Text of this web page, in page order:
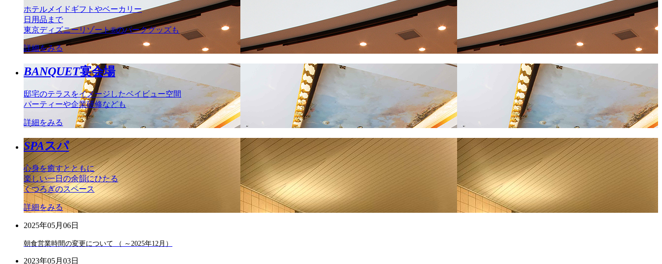
ホテルメイドギフトやベーカリー
日用品まで
東京ディズニーリゾート®のパークグッズも
詳細をみる
BANQUET宴会場
邸宅のテラスをイメージしたベイビュー空間
パーティーや企業研修なども
詳細をみる
SPAスパ
心身を癒すとともに
楽しい一日の余韻にひたる
くつろぎのスペース
詳細をみる
2025年05月06日
朝食営業時間の変更について （ ～2025年12月）
2023年05月03日